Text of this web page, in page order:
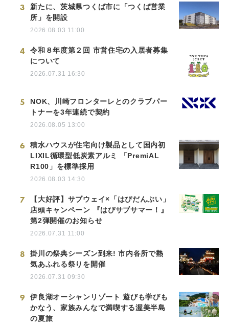
3
新たに、茨城県つくば市に「つくば営業
所」を開設
2026.08.03 11:00
4
令和８年度第２回 市営住宅の入居者募集
について
2026.07.31 16:30
5
NOK、川崎フロンターレとのクラブパー
トナーを3年連続で契約
2026.08.05 13:00
6
積水ハウスが住宅向け製品として国内初
LIXIL循環型低炭素アルミ 「PremiAL
R100」を標準採用
2026.08.03 14:30
7
【大好評】サブウェイ×「はぴだんぶい」
店頭キャンペーン 『はぴサブサマー！』
第2弾開催のお知らせ
2026.07.31 11:00
8
掛川の祭典シーズン到来! 市内各所で熱
気あふれる祭りを開催
2026.07.31 09:30
9
伊良湖オーシャンリゾート 遊びも学びも
かなう、家族みんなで満喫する渥美半島
の夏旅